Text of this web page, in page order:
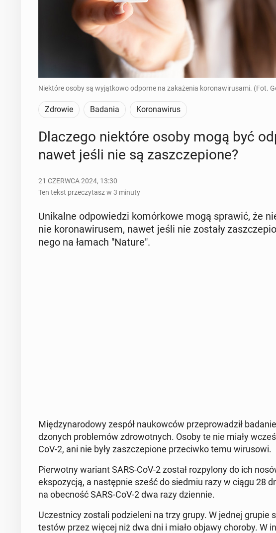
Niektóre osoby są wyjątkowo odporne na zakażenia koronawirusami. (Fot.
Zdrowie Badania Koronawirus
Dla­cze­go nie­któ­re osoby mogą być
nawet jeśli nie są za­szcze­pio­ne?
21 CZERWCA 2024, 13:30
Ten tekst przeczytasz w 3 minuty
Uni­kal­ne od­po­wie­dzi ko­mór­ko­we mogą sprawić, że
nie ko­ro­na­wi­ru­sem, nawet jeśli nie zostały
ne­go na łamach "Nature".
Mię­dzy­na­ro­do­wy zespół na­ukow­ców prze­pro­wa­dził
dzo­nych pro­ble­mów zdro­wot­nych. Osoby te nie miały
CoV-2, ani nie były za­szcze­pio­ne prze­ciw­ko temu wi­ru­so­wi.
Pier­wot­ny wariant SARS-CoV-2 został roz­py­lo­ny do ich
eks­po­zy­cją, a na­stęp­nie sześć do siedmiu razy w ciągu 28
na obec­ność SARS-CoV-2 dwa razy dzien­nie.
Uczest­ni­cy zostali po­dzie­le­ni na trzy grupy. W jednej grupie
testów przez więcej niż dwa dni i miało objawy choroby. W